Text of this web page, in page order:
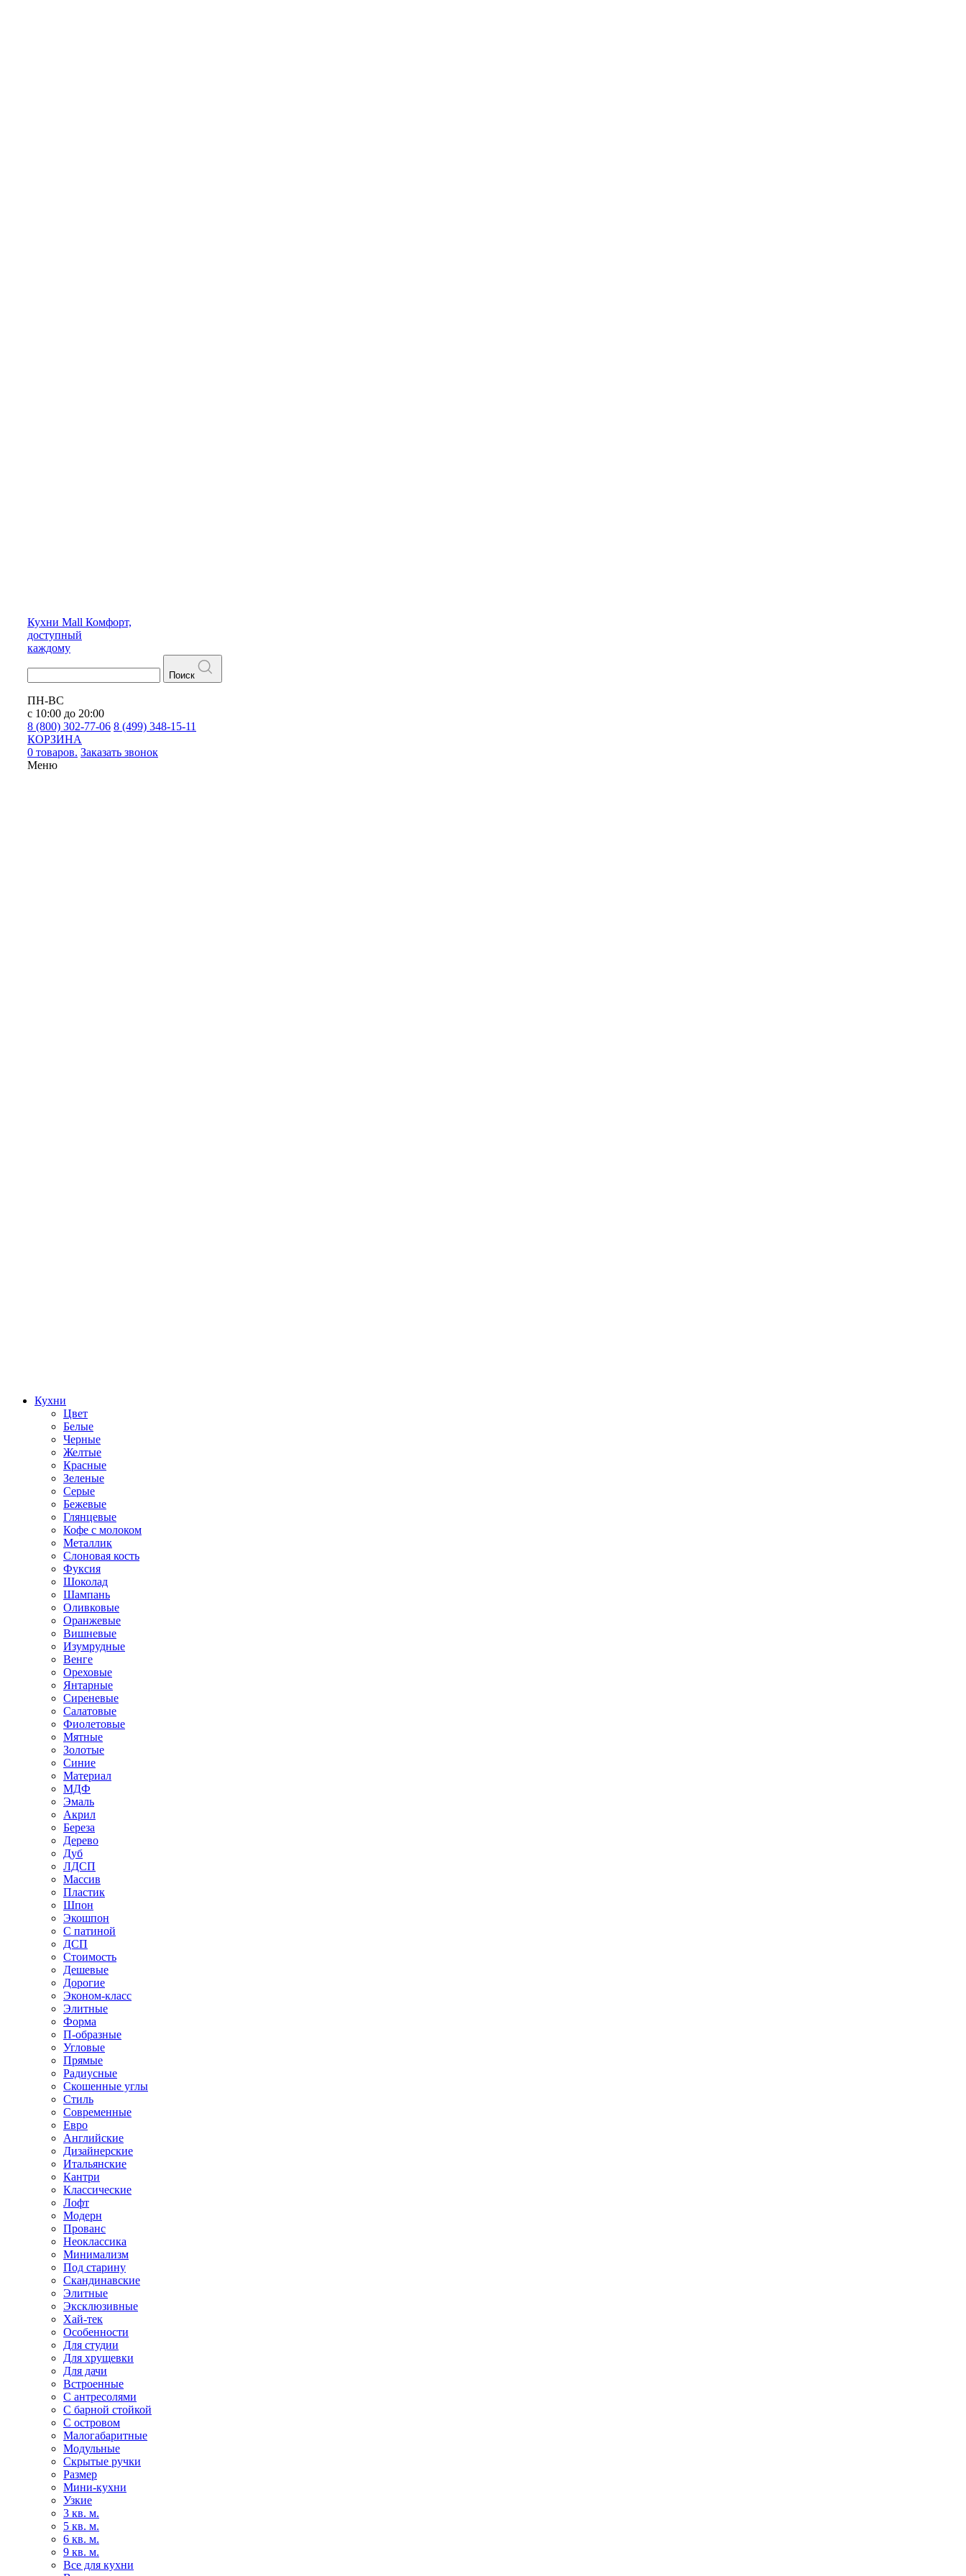
Кухни Mall Комфорт,
доступный
каждому
Поиск
ПН-ВС
с 10:00 до 20:00
8 (800) 302-77-06 8 (499) 348-15-11
КОРЗИНА
0 товаров. Заказать звонок
Меню
Кухни
Цвет
Белые
Черные
Желтые
Красные
Зеленые
Серые
Бежевые
Глянцевые
Кофе с молоком
Металлик
Слоновая кость
Фуксия
Шоколад
Шампань
Оливковые
Оранжевые
Вишневые
Изумрудные
Венге
Ореховые
Янтарные
Сиреневые
Салатовые
Фиолетовые
Мятные
Золотые
Синие
Материал
МДФ
Эмаль
Акрил
Береза
Дерево
Дуб
ЛДСП
Массив
Пластик
Шпон
Экошпон
С патиной
ДСП
Стоимость
Дешевые
Дорогие
Эконом-класс
Элитные
Форма
П-образные
Угловые
Прямые
Радиусные
Скошенные углы
Стиль
Современные
Евро
Английские
Дизайнерские
Итальянские
Кантри
Классические
Лофт
Модерн
Прованс
Неоклассика
Минимализм
Под старину
Скандинавские
Элитные
Эксклюзивные
Хай-тек
Особенности
Для студии
Для хрущевки
Для дачи
Встроенные
С антресолями
С барной стойкой
С островом
Малогабаритные
Модульные
Скрытые ручки
Размер
Мини-кухни
Узкие
3 кв. м.
5 кв. м.
6 кв. м.
9 кв. м.
Все для кухни